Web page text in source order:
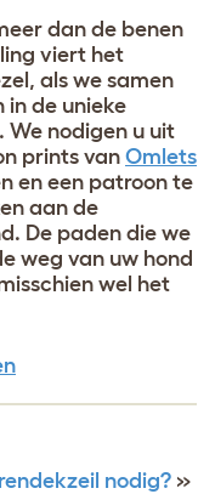
dan de benen
viert het
als we samen
in de unieke
We nodigen u uit
prints van Omlets
en een patroon te
aan de
De paden die we
weg van uw hond
wel het
nodig? »